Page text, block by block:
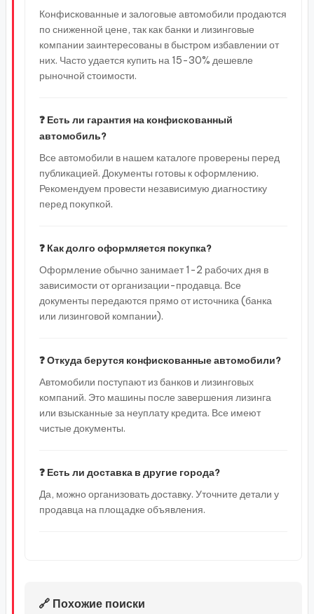
Конфискованные и залоговые автомобили продаются
по сниженной цене, так как банки и лизинговые
компании заинтересованы в быстром избавлении от
них. Часто удается купить на 15-30% дешевле
рыночной стоимости.
❓ Есть ли гарантия на конфискованный
автомобиль?
Все автомобили в нашем каталоге проверены перед
публикацией. Документы готовы к оформлению.
Рекомендуем провести независимую диагностику
перед покупкой.
❓ Как долго оформляется покупка?
Оформление обычно занимает 1-2 рабочих дня в
зависимости от организации-продавца. Все
документы передаются прямо от источника (банка
или лизинговой компании).
❓ Откуда берутся конфискованные автомобили?
Автомобили поступают из банков и лизинговых
компаний. Это машины после завершения лизинга
или взысканные за неуплату кредита. Все имеют
чистые документы.
❓ Есть ли доставка в другие города?
Да, можно организовать доставку. Уточните детали у
продавца на площадке объявления.
🔗 Похожие поиски